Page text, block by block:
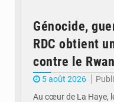
Génocide,
RDC obtient
contre le
5 août 2026
Au cœur de La Haye,